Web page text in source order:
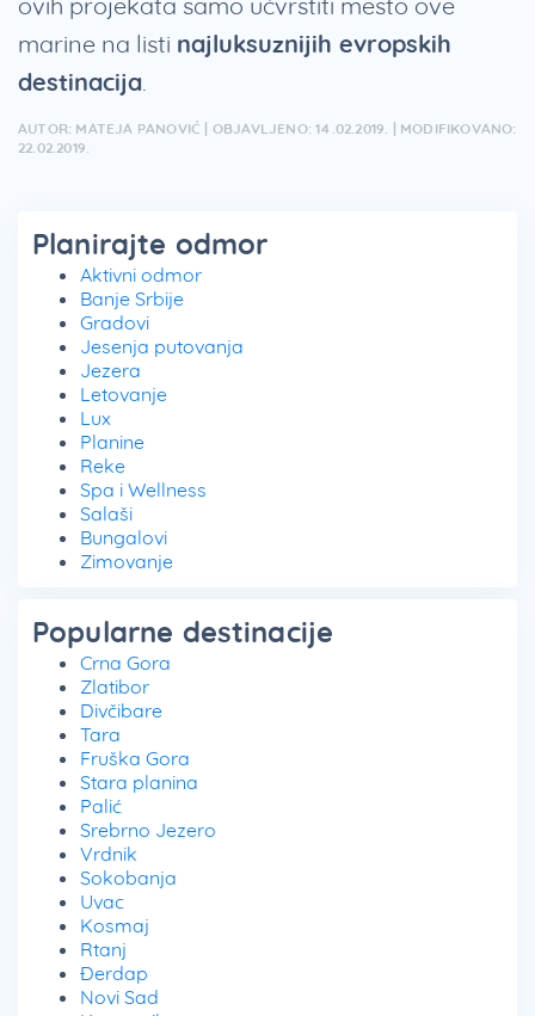
marine na listi najluksuznijih evropskih
destinacija.
AUTOR: MATEJA PANOVIĆ | OBJAVLJENO: 14.02.2019. | MODIFIKOVANO:
22.02.2019.
Planirajte odmor
Aktivni odmor
Banje Srbije
Gradovi
Jesenja putovanja
Jezera
Letovanje
Lux
Planine
Reke
Spa i Wellness
Salaši
Bungalovi
Zimovanje
Popularne destinacije
Crna Gora
Zlatibor
Divčibare
Tara
Fruška Gora
Stara planina
Palić
Srebrno Jezero
Vrdnik
Sokobanja
Uvac
Kosmaj
Rtanj
Đerdap
Novi Sad